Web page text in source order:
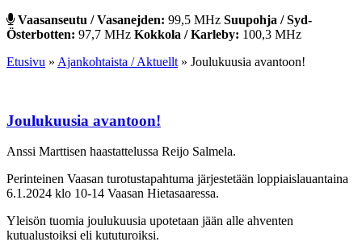
Vaasanseutu / Vasanejden: 99,5 MHz Suupohja / Syd-
Österbotten: 97,7 MHz Kokkola / Karleby: 100,3 MHz
Etusivu » Ajankohtaista / Aktuellt » Joulukuusia avantoon!
Joulukuusia avantoon!
Anssi Marttisen haastattelussa Reijo Salmela.
Perinteinen Vaasan turotustapahtuma järjestetään loppiaislauantaina
6.1.2024 klo 10-14 Vaasan Hietasaaressa.
Yleisön tuomia joulukuusia upotetaan jään alle ahventen
kutualustoiksi eli kututuroiksi.